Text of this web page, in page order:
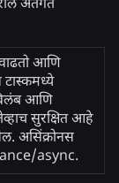
अंतर्गत
आणि
टास्कमध्ये
आणि
सुरक्षित आहे
असिंक्रोनस
async.